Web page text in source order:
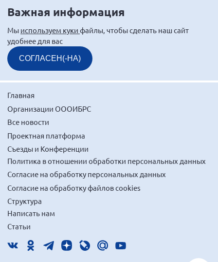
Публичные отчеты
Исследования, аналитика, мнения
Всероссийская онлайн конференция
"Рассеянный склероз. XX лет работы
ОООИБРС" (25-29.08.2020)
Всероссийская конференция-тренинг
29.05.2022)
Общероссийская РС
Архангельская область
Брянская область
Владимирская область
Волгоградская область
Ивановская область
Важная информация
Мы используем куки файлы, чтобы сделать наш сайт
удобнее для вас
СОГЛАСЕН(-НА)
Главная
Организации ОООИБРС
Все новости
Проектная платформа
Съезды и Конференции
Политика в отношении обработки персональных данных
Согласие на обработку персональных данных
Согласие на обработку файлов cookies
Структура
Написать нам
Статьи